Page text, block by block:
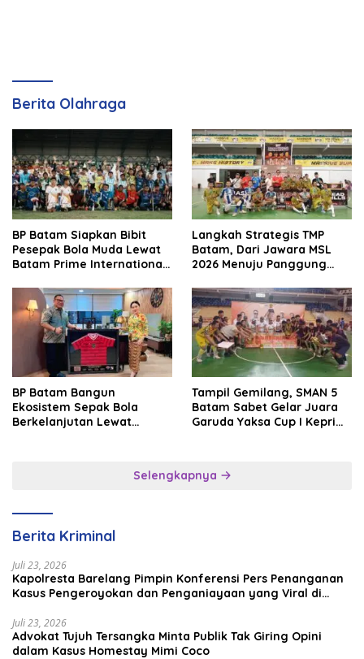
Berita Olahraga
BP Batam Siapkan Bibit
Pesepak Bola Muda Lewat
Batam Prime International
2026
Langkah Strategis TMP
Batam, Dari Jawara MSL
2026 Menuju Panggung
BP Batam Bangun
Ekosistem Sepak Bola
Berkelanjutan Lewat
Tampil Gemilang, SMAN 5
Batam Sabet Gelar Juara
Garuda Yaksa Cup I Kepri
Selengkapnya
Berita Kriminal
Juli 23, 2026
Kapolresta Barelang Pimpin Konferensi Pers Penanganan
Kasus Pengeroyokan dan Penganiayaan yang Viral di
Juli 23, 2026
Advokat Tujuh Tersangka Minta Publik Tak Giring Opini
dalam Kasus Homestay Mimi Coco